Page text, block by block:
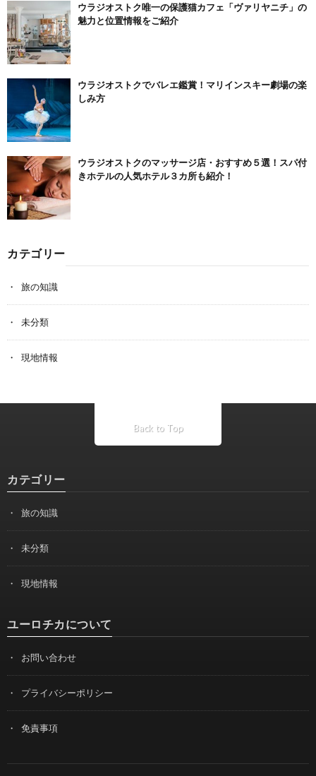
ウラジオストク唯一の保護猫カフェ「ヴァリヤニチ」の
魅力と位置情報をご紹介
ウラジオストクでバレエ鑑賞！マリインスキー劇場の楽
しみ方
ウラジオストクのマッサージ店・おすすめ５選！スパ付
きホテルの人気ホテル３カ所も紹介！
カテゴリー
旅の知識
未分類
現地情報
Back to Top
カテゴリー
旅の知識
未分類
現地情報
ユーロチカについて
お問い合わせ
プライバシーポリシー
免責事項